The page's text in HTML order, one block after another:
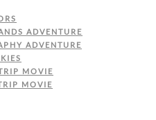
ADVENTURE
ADVENTURE
MOVIE
MOVIE